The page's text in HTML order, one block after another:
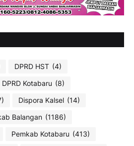
DPRD HST (4)
DPRD Kotabaru (8)
Dispora Kalsel (14)
Balangan (1186)
Pemkab Kotabaru (413)